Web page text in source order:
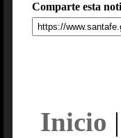
Comparte esta
Inicio |